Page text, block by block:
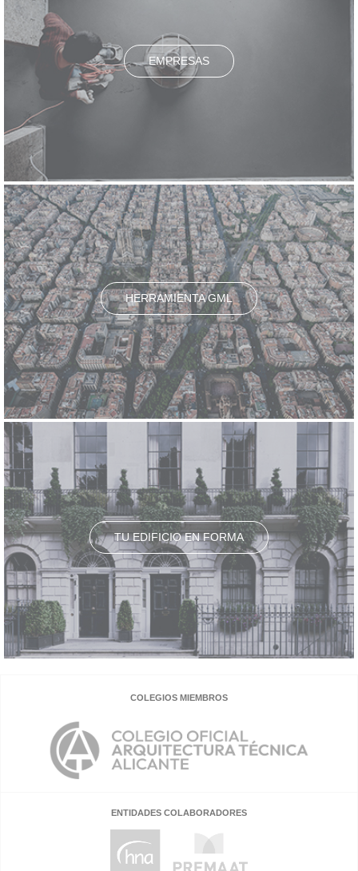
EMPRESAS
HERRAMIENTA GML
TU EDIFICIO EN FORMA
COLEGIOS MIEMBROS
ENTIDADES COLABORADORES